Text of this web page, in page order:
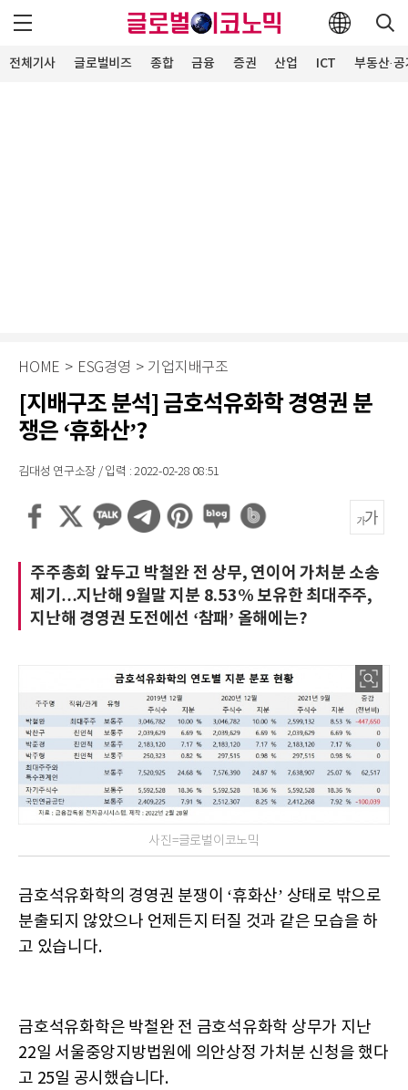
전체기사 글로벌비즈 종합 금융 증권 산업 ICT 부동산·
HOME > ESG경영 > 기업지배구조
[지배구조 분석] 금호석유화학 경영권 분
쟁은 ‘휴화산’?
김대성 연구소장 / 입력 : 2022-02-28 08:51
주주총회 앞두고 박철완 전 상무, 연이어 가처분 소송
제기…지난해 9월말 지분 8.53% 보유한 최대주주,
지난해 경영권 도전에선 ‘참패’ 올해에는?
사진=글로벌이코노믹
금호석유화학의 경영권 분쟁이 ‘휴화산’ 상태로 밖으로
분출되지 않았으나 언제든지 터질 것과 같은 모습을 하
고 있습니다.
금호석유화학은 박철완 전 금호석유화학 상무가 지난
22일 서울중앙지방법원에 의안상정 가처분 신청을 했다
고 25일 공시했습니다.